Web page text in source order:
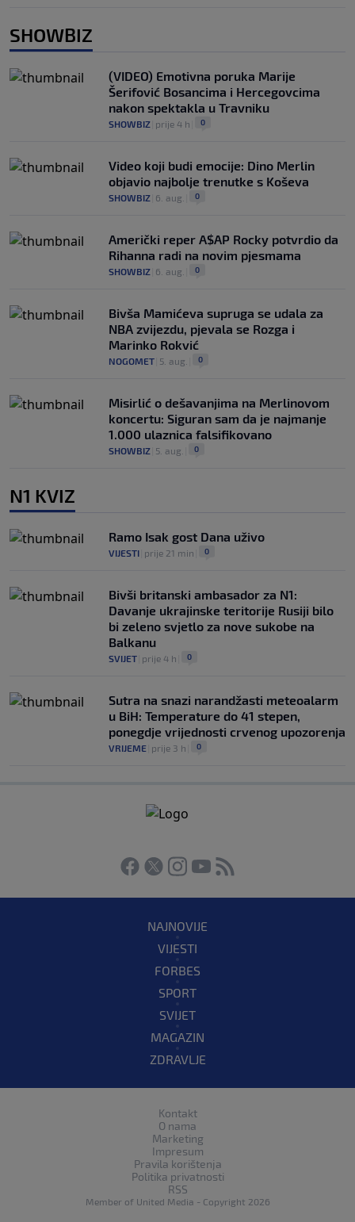
SHOWBIZ
(VIDEO) Emotivna poruka Marije
Šerifović Bosancima i Hercegovcima
nakon spektakla u Travniku
SHOWBIZ prije 4 h 0
Video koji budi emocije: Dino Merlin
objavio najbolje trenutke s Koševa
SHOWBIZ 6. aug. 0
Američki reper A$AP Rocky potvrdio da
Rihanna radi na novim pjesmama
SHOWBIZ 6. aug. 0
Bivša Mamićeva supruga se udala za
NBA zvijezdu, pjevala se Rozga i
Marinko Rokvić
NOGOMET 5. aug. 0
Misirlić o dešavanjima na Merlinovom
koncertu: Siguran sam da je najmanje
1.000 ulaznica falsifikovano
SHOWBIZ 5. aug. 0
N1 KVIZ
Ramo Isak gost Dana uživo
VIJESTI prije 21 min 0
Bivši britanski ambasador za N1:
Davanje ukrajinske teritorije Rusiji bilo
bi zeleno svjetlo za nove sukobe na
Balkanu
SVIJET prije 4 h 0
Sutra na snazi narandžasti meteoalarm
u BiH: Temperature do 41 stepen,
ponegdje vrijednosti crvenog upozorenja
VRIJEME prije 3 h 0
NAJNOVIJE
VIJESTI
FORBES
SPORT
SVIJET
MAGAZIN
ZDRAVLJE
Kontakt
O nama
Marketing
Impresum
Pravila korištenja
Politika privatnosti
RSS
Member of United Media - Copyright 2026